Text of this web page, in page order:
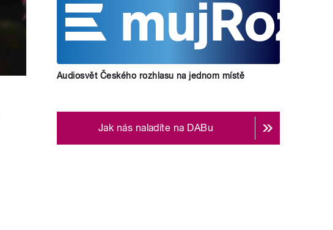
Audiosvět Českého rozhlasu na jednom místě
Jak nás naladíte na DABu